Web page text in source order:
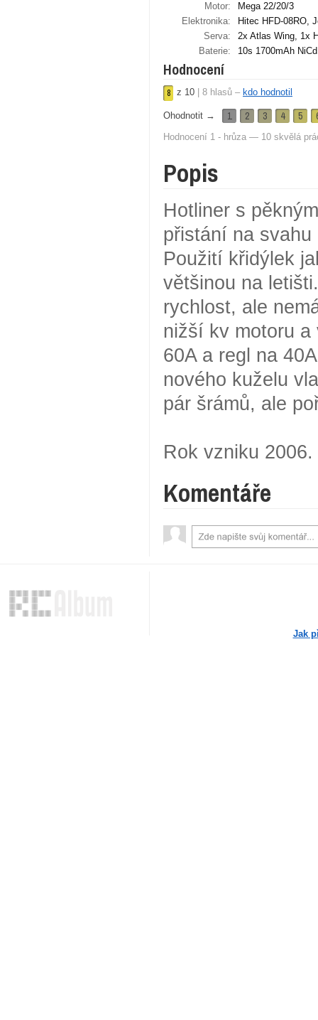
Motor:
Mega 22/20/3
Elektronika:
Hitec HFD-08RO,
Serva:
2x Atlas Wing, 1x
Baterie:
10s 1700mAh
Hodnocení
8 z 10 8 hlasů – kdo hodnotil
Ohodnotit → 1 2 3 4 5
Hodnocení 1 - hrůza — 10 skvělá
Popis
Hotliner s
přistání na
Použití křidýlek
většinou na
rychlost, ale
nižší kv motoru
60A a regl na
nového kuželu
pár šrámů, ale
Rok vzniku
Komentáře
Jak